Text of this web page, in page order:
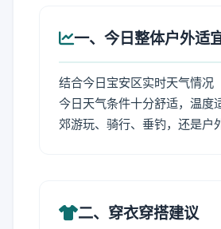
一、今日整体户外适
结合今日宝安区实时天气情
今日天气条件十分舒适，温度
郊游玩、骑行、垂钓，还是户
二、穿衣穿搭建议